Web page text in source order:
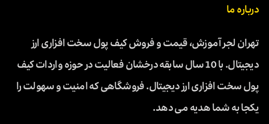
درباره ما
تهران لجر آموزش، قیمت و فروش کیف پول سخت افزاری ارز
دیجیتال. با 10 سال سابقه درخشان فعالیت در حوزه واردات کیف
پول سخت افزاری ارز دیجیتال. فروشگاهی که امنیت و سهولت را
یکجا به شما هدیه می دهد.